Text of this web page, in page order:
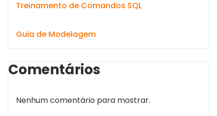
Treinamento de Comandos SQL
Guia de Modelagem
Comentários
Nenhum comentário para mostrar.